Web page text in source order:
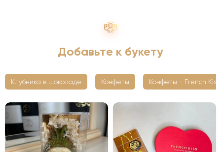
Добавьте к букету
Клубника в шоколаде Конфеты Конфеты - French Kiss